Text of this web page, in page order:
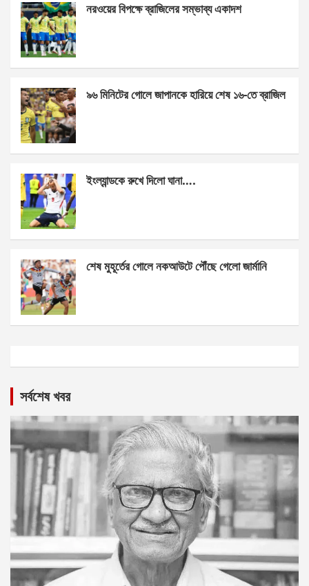
b
o
o
k
n
g
er
s
p
e
নরওয়ের বিপক্ষে ব্রাজিলের সম্ভাব্য একাদশ
৯৬ মিনিটের গোলে জাপানকে হারিয়ে শেষ ১৬-তে ব্রাজিল
ইংল্যান্ডকে রুখে দিলো ঘানা….
শেষ মুহূর্তের গোলে নকআউটে পৌঁছে গেলো জার্মানি
সর্বশেষ খবর